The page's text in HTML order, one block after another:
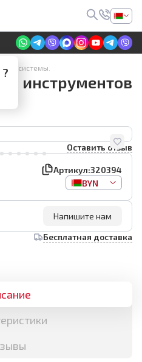
на сайте
? системы.
инструментов
Оставить отзыв
Артикул:320394
BYN
Напишите нам
Бесплатная доставка